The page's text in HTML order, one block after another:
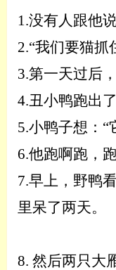
1.没有人跟他
2.“我们要猫抓
3.第一天过后
4.丑小鸭跑出
5.小鸭子想： “
6.他跑啊跑，
7.早上，野鸭
里呆了两天。
8. 然后两只大